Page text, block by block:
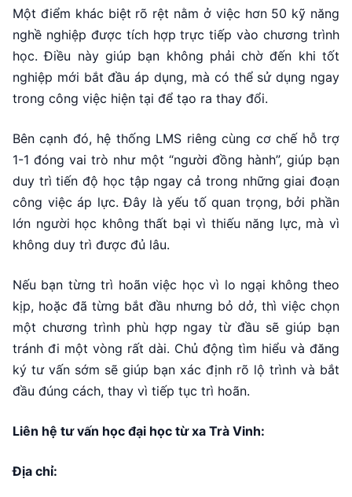
Một điểm khác biệt rõ rệt nằm ở việc hơn 50 kỹ năng
nghề nghiệp được tích hợp trực tiếp vào chương trình
học. Điều này giúp bạn không phải chờ đến khi tốt
nghiệp mới bắt đầu áp dụng, mà có thể sử dụng ngay
trong công việc hiện tại để tạo ra thay đổi.
Bên cạnh đó, hệ thống LMS riêng cùng cơ chế hỗ trợ
1-1 đóng vai trò như một “người đồng hành”, giúp bạn
duy trì tiến độ học tập ngay cả trong những giai đoạn
công việc áp lực. Đây là yếu tố quan trọng, bởi phần
lớn người học không thất bại vì thiếu năng lực, mà vì
không duy trì được đủ lâu.
Nếu bạn từng trì hoãn việc học vì lo ngại không theo
kịp, hoặc đã từng bắt đầu nhưng bỏ dở, thì việc chọn
một chương trình phù hợp ngay từ đầu sẽ giúp bạn
tránh đi một vòng rất dài. Chủ động tìm hiểu và đăng
ký tư vấn sớm sẽ giúp bạn xác định rõ lộ trình và bắt
đầu đúng cách, thay vì tiếp tục trì hoãn.
Liên hệ tư vấn học đại học từ xa Trà Vinh:
Địa chỉ: